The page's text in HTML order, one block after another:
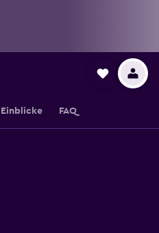
Einblicke FAQ